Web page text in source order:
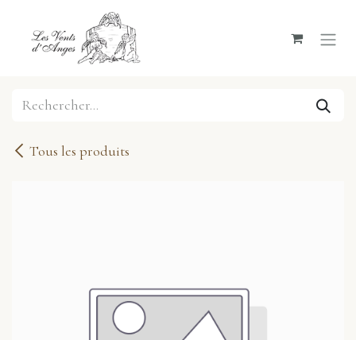
Se rendre au contenu
Tous les produits